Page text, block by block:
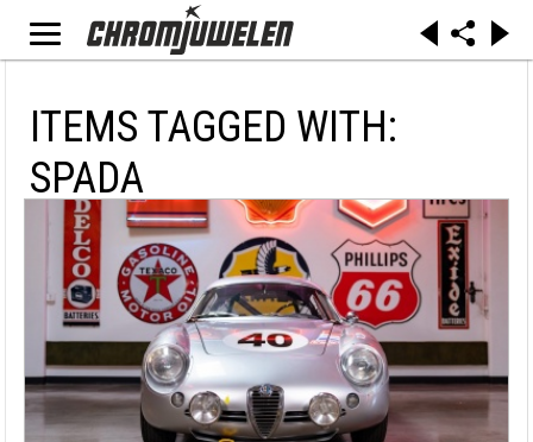
ITEMS TAGGED WITH:
SPADA